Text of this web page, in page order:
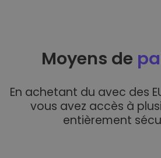
Moyens de
En achetant du avec des
vous avez accès à
entièrement